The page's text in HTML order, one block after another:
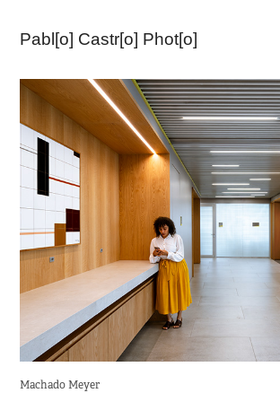
Pabl[o] Castr[o] Phot[o]
Machado Meyer